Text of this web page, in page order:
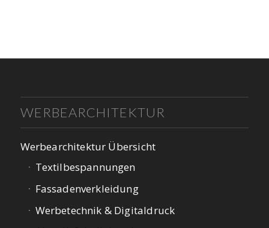
WERBEARCHITEKTUR
Werbearchitektur Übersicht
Textilbespannungen
Fassadenverkleidung
Werbetechnik & Digitaldruck